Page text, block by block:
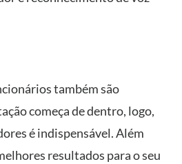
também são
começa de dentro, logo,
é indispensável. Além
resultados para o seu